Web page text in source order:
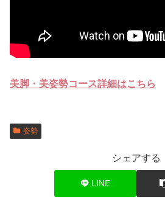
美脚・美姿勢コース詳細はこちら
姿勢
シェアする
LINE